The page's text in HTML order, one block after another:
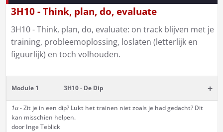
3H10 - Think, plan, do, evaluate
3H10 - Think, plan, do, evaluate: on track blijven met je
training, probleemoplossing, loslaten (letterlijk en
figuurlijk) en toch volhouden.
Module 1 3H10 - De Dip +
1u- Zit je in een dip? Lukt het trainen niet zoals je had gedacht? Dit
kan misschien helpen.
door Inge Teblick